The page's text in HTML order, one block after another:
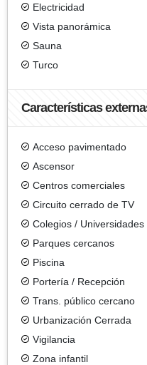
Electricidad
Vista panorámica
Sauna
Turco
Características
Acceso pavimentado
Ascensor
Centros comerciales
Circuito cerrado de TV
Colegios / Universidades
Parques cercanos
Piscina
Portería / Recepción
Trans. público cercano
Urbanización Cerrada
Vigilancia
Zona infantil